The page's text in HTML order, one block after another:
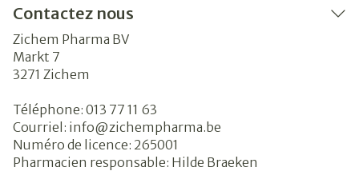
Contactez nous
Zichem Pharma BV
Markt 7
3271 Zichem
Téléphone: 013 77 11 63
Courriel: info@zichempharma.be
Numéro de licence: 265001
Pharmacien responsable: Hilde Braeken